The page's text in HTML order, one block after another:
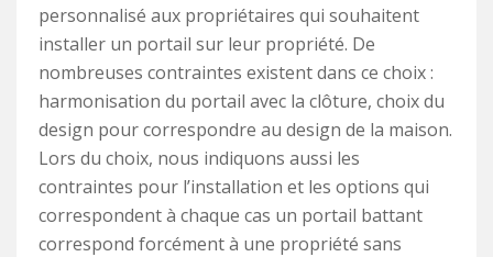
personnalisé aux propriétaires qui souhaitent
installer un portail sur leur propriété. De
nombreuses contraintes existent dans ce choix :
harmonisation du portail avec la clôture, choix du
design pour correspondre au design de la maison.
Lors du choix, nous indiquons aussi les
contraintes pour l’installation et les options qui
correspondent à chaque cas un portail battant
correspond forcément à une propriété sans